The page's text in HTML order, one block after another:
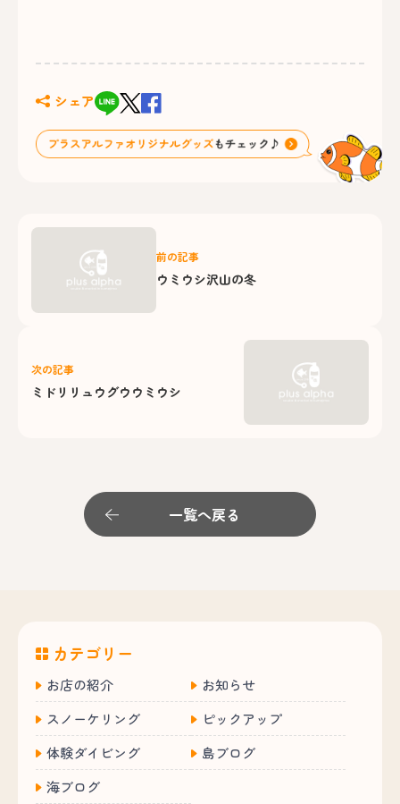
シェア
前の記事
ウミウシ沢山の冬
次の記事
ミドリリュウグウウミウシ
一覧へ戻る
カテゴリー
お店の紹介
お知らせ
スノーケリング
ピックアップ
体験ダイビング
島ブログ
海ブログ